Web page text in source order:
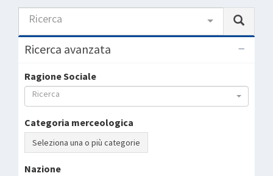
Ricerca
Ricerca avanzata
Ragione Sociale
Ricerca
Categoria merceologica
Seleziona una o più categorie
Nazione